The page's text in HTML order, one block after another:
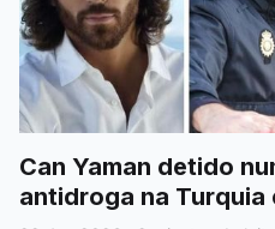
Can Yaman detido
antidroga na Turquia